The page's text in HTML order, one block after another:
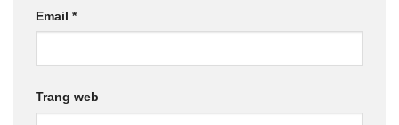
Email *
Trang web